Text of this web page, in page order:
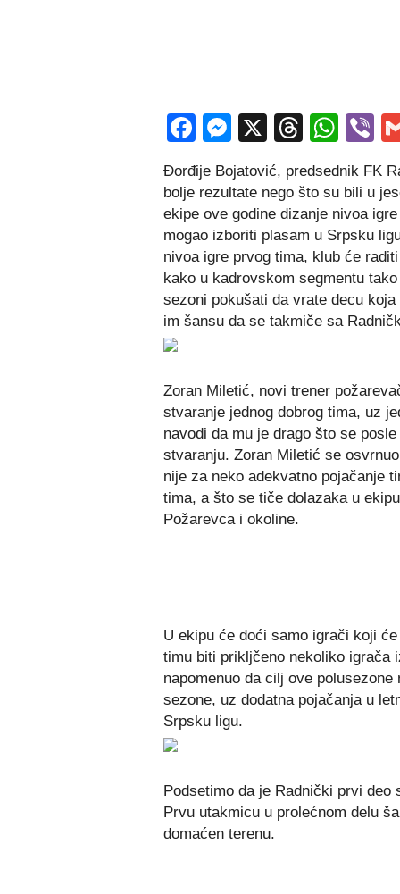
Facebook
Messenger
X
Đorđije Bojatović, predsednik FK
bolje rezultate nego što su bili u
ekipe ove godine dizanje nivoa
mogao izboriti plasam u Srpsku l
nivoa igre prvog tima, klub će
kako u kadrovskom segmentu
sezoni pokušati da vrate decu
im šansu da se takmiče sa
Zoran Miletić, novi trener
stvaranje jednog dobrog tima, uz
navodi da mu je drago što se
stvaranju. Zoran Miletić se
nije za neko adekvatno pojačanje
tima, a što se tiče dolazaka u
Požarevca i okoline.
U ekipu će doći samo igrači koji
timu biti prikljčeno nekoliko igrača
napomenuo da cilj ove
sezone, uz dodatna pojačanja u
Srpsku ligu.
Podsetimo da je Radnički prvi deo
Prvu utakmicu u prolećnom delu
domaćen terenu.